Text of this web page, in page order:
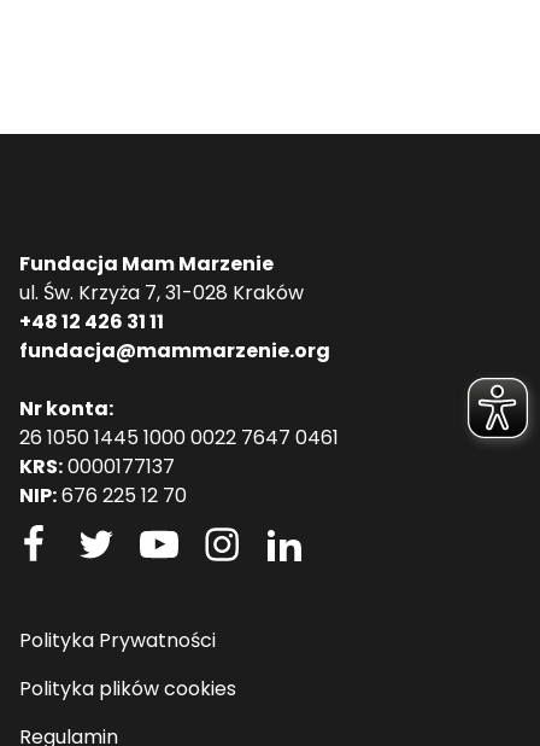
Fundacja Mam Marzenie
ul. Św. Krzyża 7, 31-028 Kraków
+48 12 426 31 11
fundacja@mammarzenie.org
Nr konta:
26 1050 1445 1000 0022 7647 0461
KRS:0000177137
NIP:676 225 12 70
Polityka Prywatności
Polityka plików cookies
Regulamin